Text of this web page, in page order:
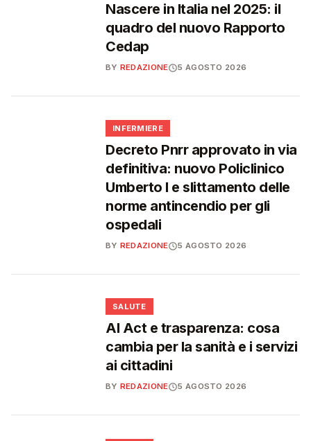
Nascere in Italia nel 2025: il
quadro del nuovo Rapporto
Cedap
BY REDAZIONE 5 AGOSTO 2026
INFERMIERE
Decreto Pnrr approvato in via
definitiva: nuovo Policlinico
Umberto I e slittamento delle
norme antincendio per gli
ospedali
BY REDAZIONE 5 AGOSTO 2026
SALUTE
AI Act e trasparenza: cosa
cambia per la sanità e i servizi
ai cittadini
BY REDAZIONE 5 AGOSTO 2026